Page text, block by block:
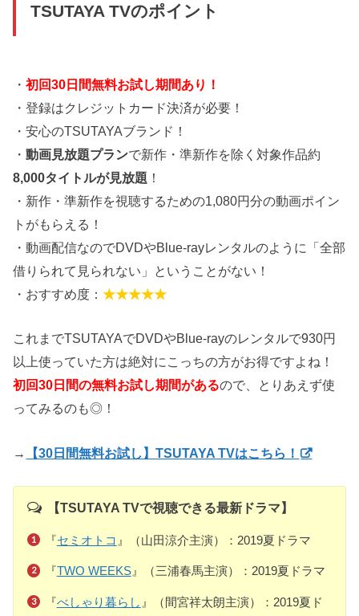
TSUTAYA TVのポイント
・初回30日間無料お試し期間あり！
・登録はクレジットカード決済が必要！
・安心のTSUTAYAブランド！
・動画見放題プランで新作・準新作を除く対象作品約
8,000タイトルが見放題 ！
・新作・準新作を視聴するための1,080円分の動画ポイン
トがもらえる！
・動画配信なのでDVDやBlue-rayレンタルのように「全部
借りられて見られない」ということがない！
・おすすめ度：★★★★★
これまでTSUTAYAでDVDやBlue-rayのレンタルで930円
以上使っていた方は絶対にこっちの方がお得ですよね！
初回30日間の無料お試し期間があるので、とりあえず使
ってみるのも◎！
→ 【30日間無料お試し】TSUTAYA TVはこちら！
【TSUTAYA TVで視聴できる最新ドラマ】
『セミオトコ 』（山田涼介主演）：2019夏ドラマ
『TWO WEEKS』（三浦春馬主演）：2019夏ドラマ
『べしゃり暮らし 』（間宮祥太朗主演）：2019夏ド